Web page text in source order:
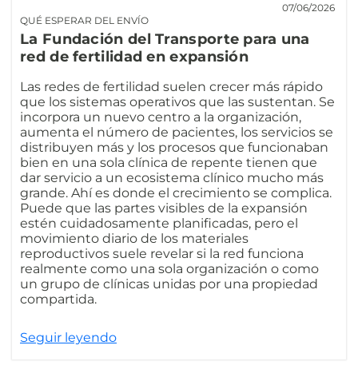
QUÉ ESPERAR DEL ENVÍO
07/06/2026
La Fundación del Transporte para una
red de fertilidad en expansión
Las redes de fertilidad suelen crecer más rápido
que los sistemas operativos que las sustentan. Se
incorpora un nuevo centro a la organización,
aumenta el número de pacientes, los servicios se
distribuyen más y los procesos que funcionaban
bien en una sola clínica de repente tienen que
dar servicio a un ecosistema clínico mucho más
grande. Ahí es donde el crecimiento se complica.
Puede que las partes visibles de la expansión
estén cuidadosamente planificadas, pero el
movimiento diario de los materiales
reproductivos suele revelar si la red funciona
realmente como una sola organización o como
un grupo de clínicas unidas por una propiedad
compartida.
Seguir leyendo